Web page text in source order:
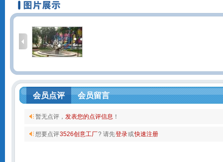
会员点评 会员留言
暂无点评， 发表您的点评信息 ！
想要点评3526创意工厂? 请先登录或快速注册